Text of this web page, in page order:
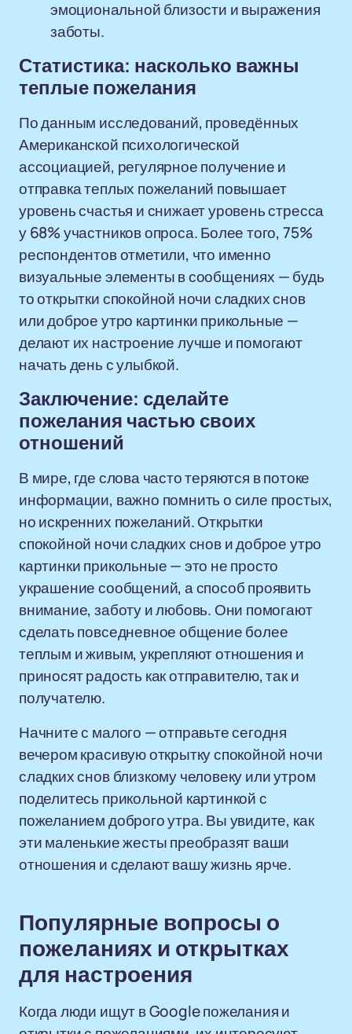
эмоциональной близости и выражения
заботы.
Статистика: насколько важны
теплые пожелания
По данным исследований, проведённых
Американской психологической
ассоциацией, регулярное получение и
отправка теплых пожеланий повышает
уровень счастья и снижает уровень стресса
у 68% участников опроса. Более того, 75%
респондентов отметили, что именно
визуальные элементы в сообщениях — будь
то открытки спокойной ночи сладких снов
или доброе утро картинки прикольные —
делают их настроение лучше и помогают
начать день с улыбкой.
Заключение: сделайте
пожелания частью своих
отношений
В мире, где слова часто теряются в потоке
информации, важно помнить о силе простых,
но искренних пожеланий. Открытки
спокойной ночи сладких снов и доброе утро
картинки прикольные — это не просто
украшение сообщений, а способ проявить
внимание, заботу и любовь. Они помогают
сделать повседневное общение более
теплым и живым, укрепляют отношения и
приносят радость как отправителю, так и
получателю.
Начните с малого — отправьте сегодня
вечером красивую открытку спокойной ночи
сладких снов близкому человеку или утром
поделитесь прикольной картинкой с
пожеланием доброго утра. Вы увидите, как
эти маленькие жесты преобразят ваши
отношения и сделают вашу жизнь ярче.
Популярные вопросы о
пожеланиях и открытках
для настроения
Когда люди ищут в Google пожелания и